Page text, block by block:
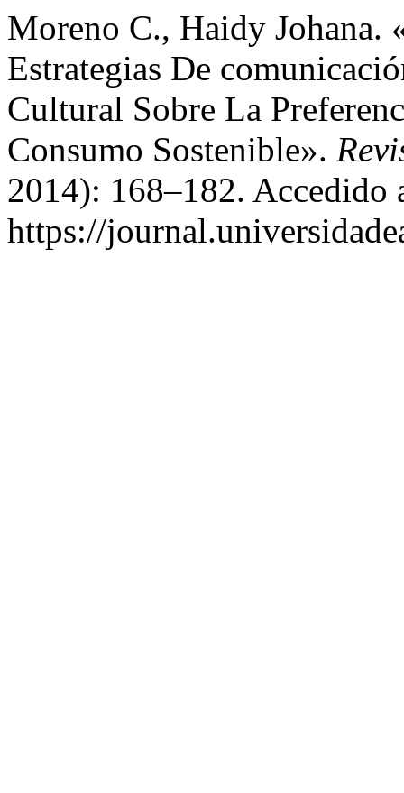
Moreno C., Haidy Johana.
Estrategias De
Cultural Sobre La
Consumo Sostenible».
2014): 168–182. Accedido
https://